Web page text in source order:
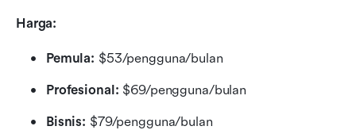
Harga:
Pemula: $53/pengguna/bulan
Profesional: $69/pengguna/bulan
Bisnis: $79/pengguna/bulan